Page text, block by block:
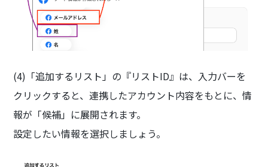
(4)「追加するリスト」の『リストID』は、入力バーを
クリックすると、連携したアカウント内容をもとに、情
報が「候補」に展開されます。
設定したい情報を選択しましょう。